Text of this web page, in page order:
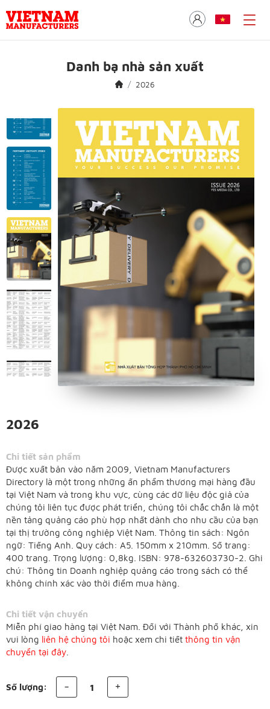
Danh bạ nhà sản xuất
2026
2026
Chi tiết sản phẩm
Được xuất bản vào năm 2009, Vietnam Manufacturers
Directory là một trong những ấn phẩm thương mại hàng đầu
tại Việt Nam và trong khu vực, cùng các dữ liệu độc giả của
chúng tôi liên tục được phát triển, chúng tôi chắc chắn là một
nền tảng quảng cáo phù hợp nhất dành cho nhu cầu của bạn
tại thị trường công nghiệp Việt Nam. Thông tin sách: Ngôn
ngữ: Tiếng Anh. Quy cách: A5. 150mm x 210mm. Số trang:
400 trang. Trọng lượng: 0,8kg. ISBN: 978-632603730-2. Ghi
chú: Thông tin Doanh nghiệp quảng cáo trong sách có thể
không chính xác vào thời điểm mua hàng.
Chi tiết vận chuyển
Miễn phí giao hàng tại Việt Nam. Đối với Thành phố khác, xin
vui lòng liên hệ chúng tôi hoặc xem chi tiết thông tin vận
chuyển tại đây
Số lượng: